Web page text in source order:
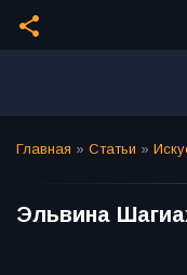
share
Главная » Статьи »
Эльвина